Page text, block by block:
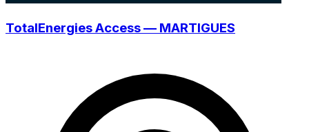
TotalEnergies Access — MARTIGUES